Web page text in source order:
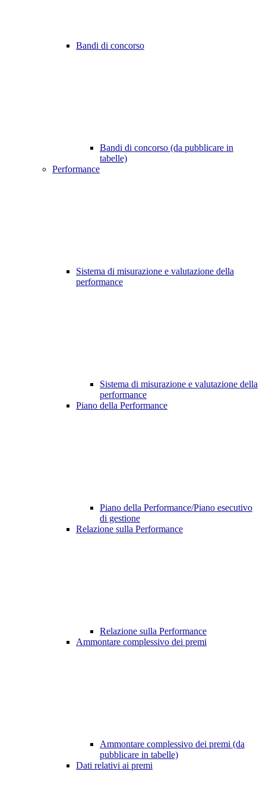
Bandi di concorso
Bandi di concorso (da pubblicare in
tabelle)
Performance
Sistema di misurazione e valutazione della
performance
Sistema di misurazione e valutazione della
performance
Piano della Performance
Piano della Performance/Piano esecutivo
di gestione
Relazione sulla Performance
Relazione sulla Performance
Ammontare complessivo dei premi
Ammontare complessivo dei premi (da
pubblicare in tabelle)
Dati relativi ai premi